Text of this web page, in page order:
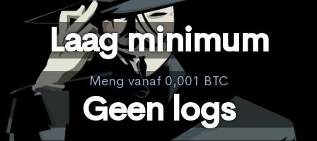
Laag minimum
Meng vanaf 0,001 BTC
Geen logs